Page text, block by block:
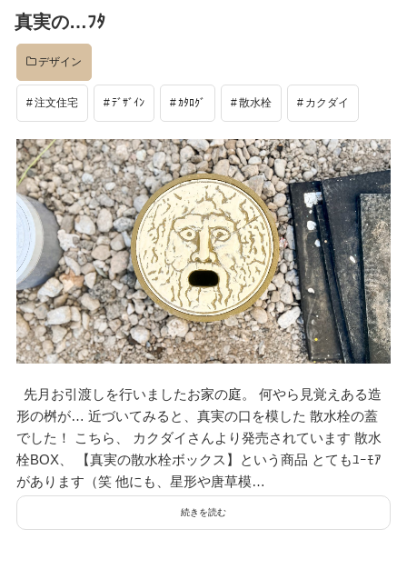
日:
真実の…ﾌﾀ
デザイン
注文住宅 ﾃﾞｻﾞｲﾝ ｶﾀﾛｸﾞ 散水栓 カクダイ
先月お引渡しを行いましたお家の庭。 何やら見覚えある造
形の桝が… 近づいてみると、真実の口を模した 散水栓の蓋
でした！ こちら、 カクダイさんより発売されています 散水
栓BOX、 【真実の散水栓ボックス】という商品 とてもﾕｰﾓｱ
があります（笑 他にも、星形や唐草模…
続きを読む